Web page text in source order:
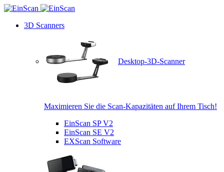
3D Scanners
Desktop-3D-Scanner
Maximieren Sie die Scan-Kapazitäten auf Ihrem Tisch!
EinScan SP V2
EinScan SE V2
EXScan Software